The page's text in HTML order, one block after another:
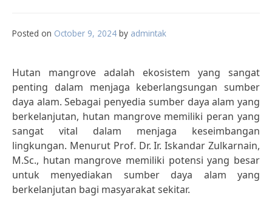
Posted on October 9, 2024 by admintak
Hutan mangrove adalah ekosistem yang sangat
penting dalam menjaga keberlangsungan sumber
daya alam. Sebagai penyedia sumber daya alam yang
berkelanjutan, hutan mangrove memiliki peran yang
sangat vital dalam menjaga keseimbangan
lingkungan. Menurut Prof. Dr. Ir. Iskandar Zulkarnain,
M.Sc., hutan mangrove memiliki potensi yang besar
untuk menyediakan sumber daya alam yang
berkelanjutan bagi masyarakat sekitar.